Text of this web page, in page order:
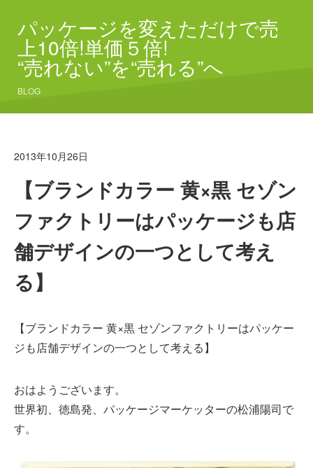
パッケージを変えただけで売
上10倍!単価５倍!
“売れない”を“売れる”へ
BLOG
2013年10月26日
【ブランドカラー 黄×黒 セゾン
ファクトリーはパッケージも店
舗デザインの一つとして考え
る】
【ブランドカラー 黄×黒 セゾンファクトリーはパッケー
ジも店舗デザインの一つとして考える】
おはようございます。
世界初、徳島発、パッケージマーケッターの松浦陽司で
す。